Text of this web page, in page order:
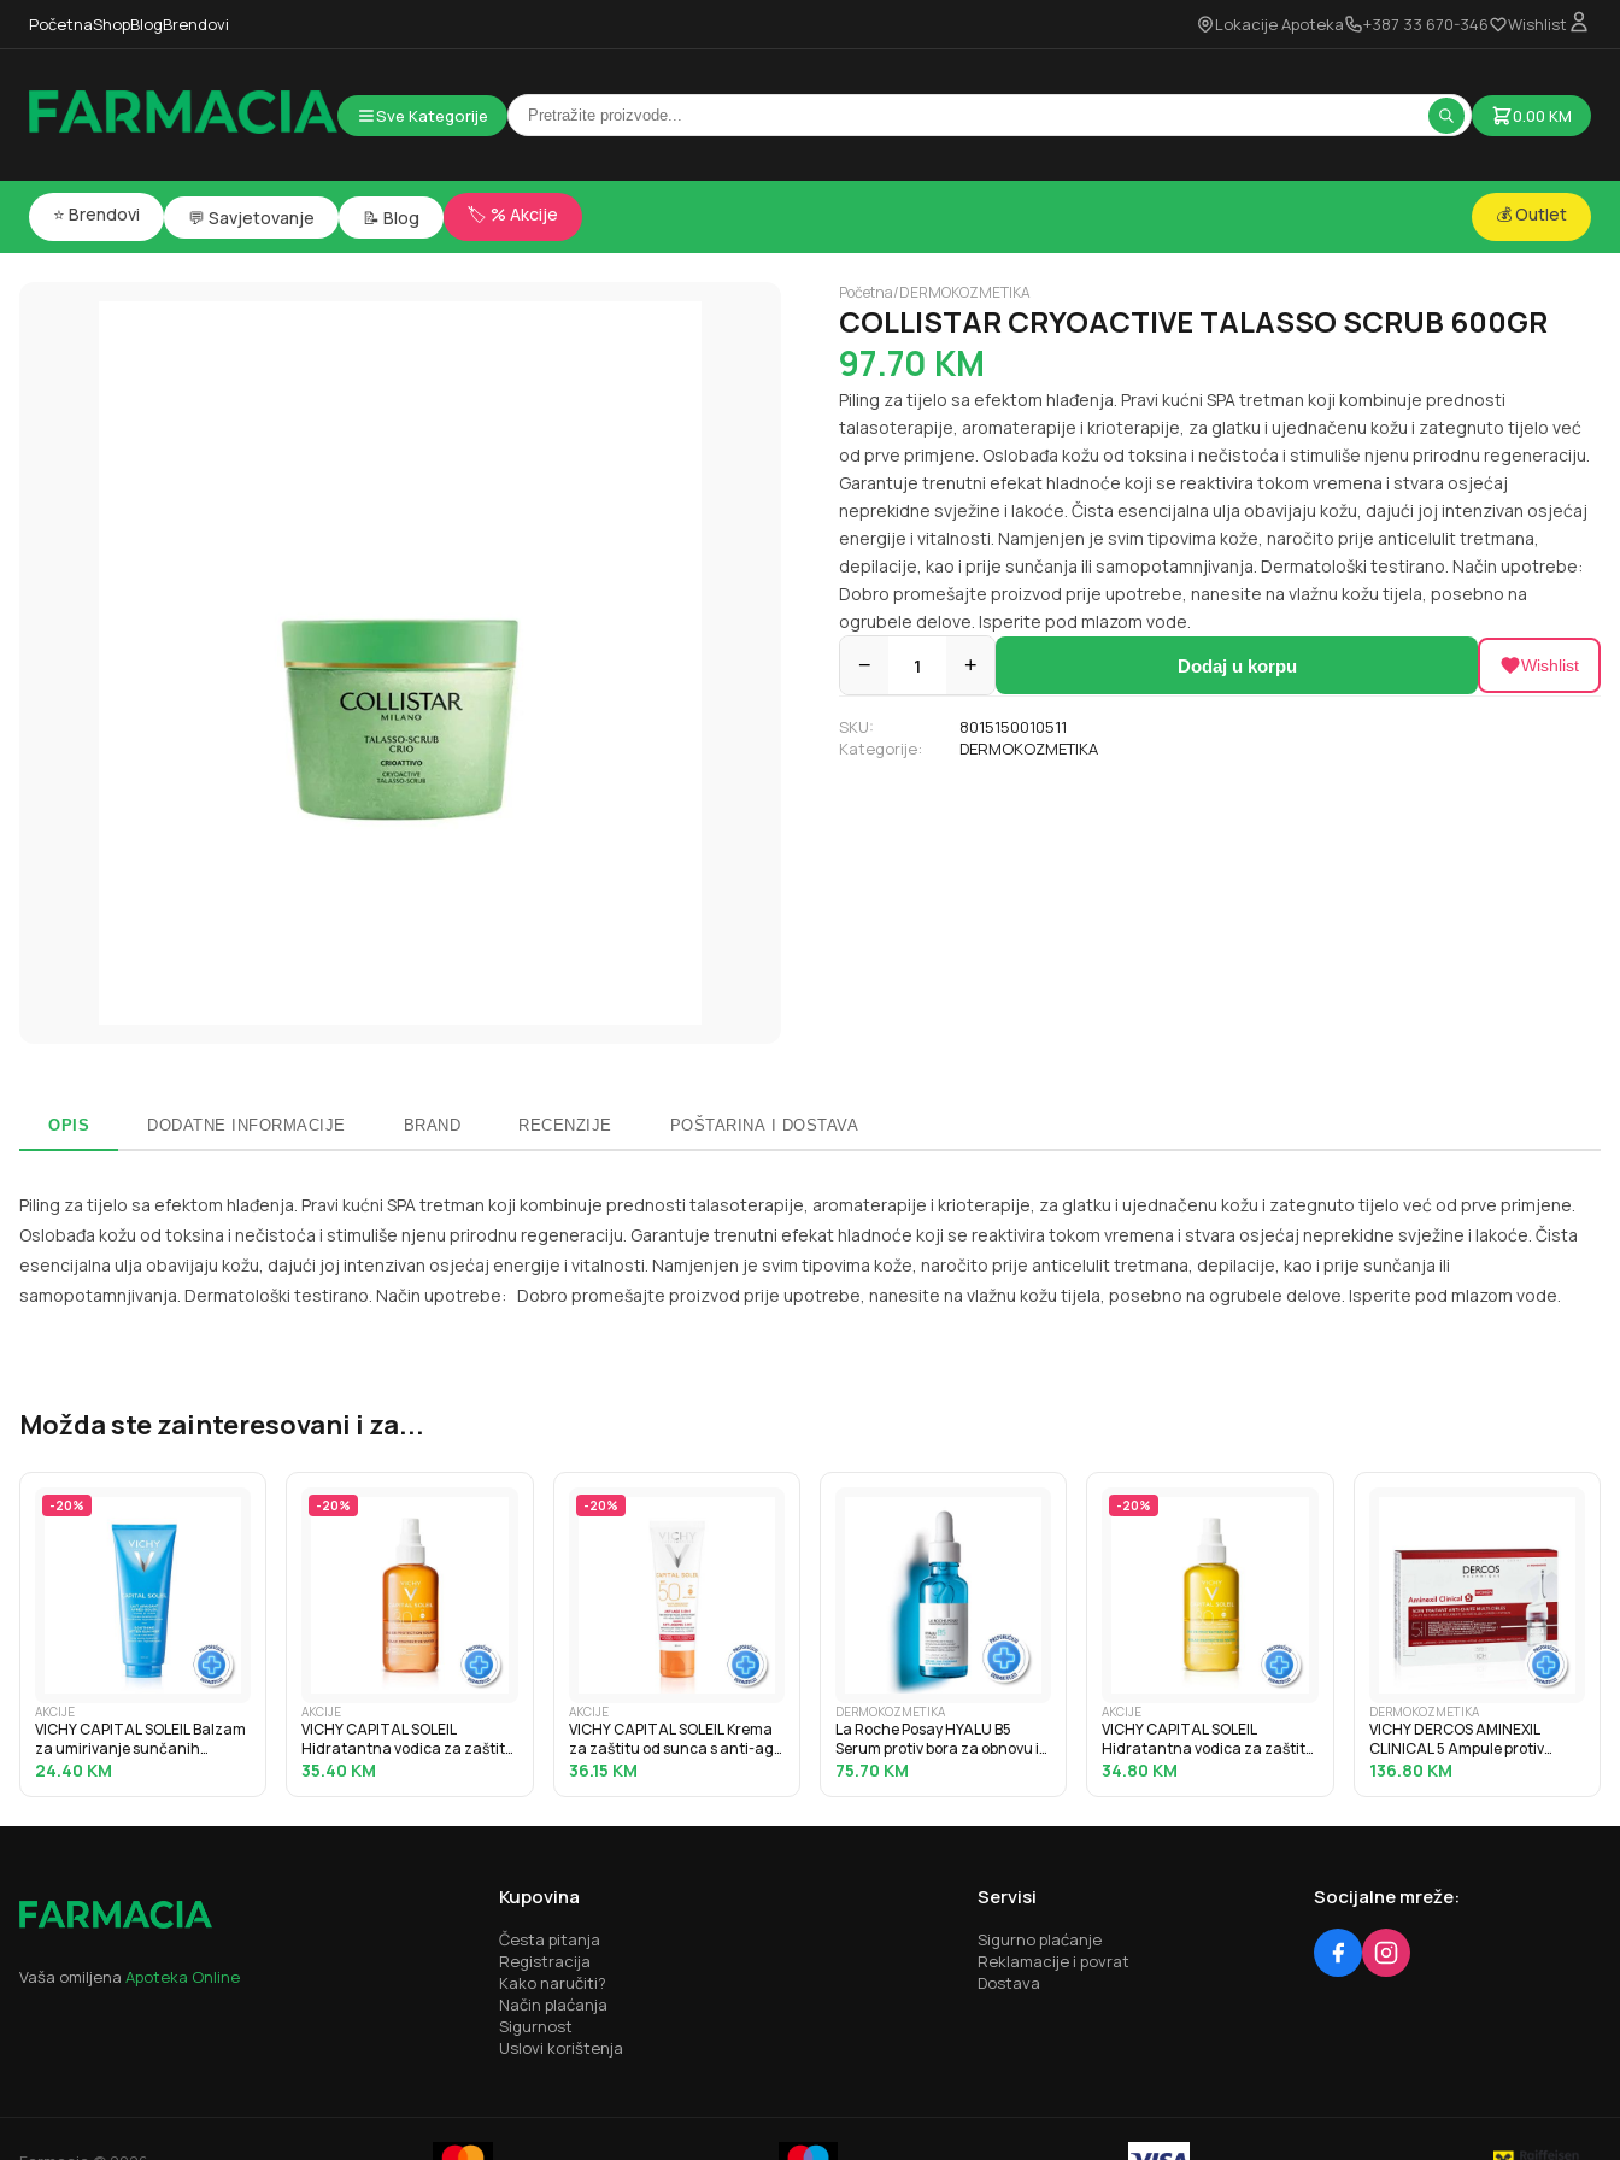
PočetnaShopBlogBrendovi Lokacije Apoteka +387 33 670-346 Wishlist
Sve Kategorije 0.00 KM
⭐ Brendovi 💬 Savjetovanje 📝 Blog 🏷️ % Akcije 💰 Outlet
Početna/DERMOKOZMETIKA
COLLISTAR CRYOACTIVE TALASSO SCRUB 600GR
97.70 KM
Piling za tijelo sa efektom hlađenja. Pravi kućni SPA tretman koji kombinuje prednosti
talasoterapije, aromaterapije i krioterapije, za glatku i ujednačenu kožu i zategnuto tijelo već
od prve primjene. Oslobađa kožu od toksina i nečistoća i stimuliše njenu prirodnu regeneraciju.
Garantuje trenutni efekat hladnoće koji se reaktivira tokom vremena i stvara osjećaj
neprekidne svježine i lakoće. Čista esencijalna ulja obavijaju kožu, dajući joj intenzivan osjećaj
energije i vitalnosti. Namjenjen je svim tipovima kože, naročito prije anticelulit tretmana,
depilacije, kao i prije sunčanja ili samopotamnjivanja. Dermatološki testirano. Način upotrebe:
Dobro promešajte proizvod prije upotrebe, nanesite na vlažnu kožu tijela, posebno na
ogrubele delove. Isperite pod mlazom vode.
− 1 + Dodaj u korpu Wishlist
SKU:
8015150010511
Kategorije:
DERMOKOZMETIKA
OPIS DODATNE INFORMACIJE BRAND RECENZIJE POŠTARINA I DOSTAVA
Piling za tijelo sa efektom hlađenja. Pravi kućni SPA tretman koji kombinuje prednosti talasoterapije, aromaterapije i krioterapije, za glatku i ujednačenu kožu i zategnuto tijelo već od prve primjene.
Oslobađa kožu od toksina i nečistoća i stimuliše njenu prirodnu regeneraciju. Garantuje trenutni efekat hladnoće koji se reaktivira tokom vremena i stvara osjećaj neprekidne svježine i lakoće. Čista
esencijalna ulja obavijaju kožu, dajući joj intenzivan osjećaj energije i vitalnosti. Namjenjen je svim tipovima kože, naročito prije anticelulit tretmana, depilacije, kao i prije sunčanja ili
samopotamnjivanja. Dermatološki testirano. Način upotrebe: Dobro promešajte proizvod prije upotrebe, nanesite na vlažnu kožu tijela, posebno na ogrubele delove. Isperite pod mlazom vode.
Možda ste zainteresovani i za...
-20%
AKCIJE
VICHY CAPITAL SOLEIL Balzam
za umirivanje sunčanih
opeklina, 100 ml
24.40 KM
-20%
AKCIJE
VICHY CAPITAL SOLEIL
Hidratantna vodica za zaštitu
od sunca za naglašen ten
35.40 KM
-20%
AKCIJE
VICHY CAPITAL SOLEIL Krema
za zaštitu od sunca s anti-age
efektom SPF50, 50 ml
36.15 KM
DERMOKOZMETIKA
La Roche Posay HYALU B5
Serum protiv bora za obnovu i
punoću kože s hijaluronskom
75.70 KM
-20%
AKCIJE
VICHY CAPITAL SOLEIL
Hidratantna vodica za zaštitu
od sunca SPF30, 200 ml
34.80 KM
DERMOKOZMETIKA
VICHY DERCOS AMINEXIL
CLINICAL 5 Ampule protiv
ispadanja kose za žene 21x6 ml
136.80 KM
Vaša omiljena Apoteka Online
Kupovina
Česta pitanja
Registracija
Kako naručiti?
Način plaćanja
Sigurnost
Uslovi korištenja
Servisi
Sigurno plaćanje
Reklamacije i povrat
Dostava
Socijalne mreže: